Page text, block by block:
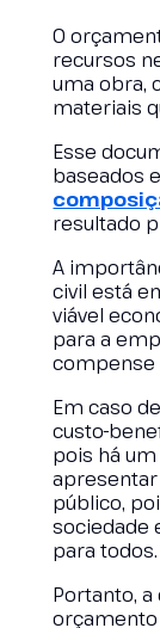
O
recursos
uma obra,
materiais
Esse
baseados
resultado
A
civil está
viável
para a
compense
Em caso de
custo-
pois há
público,
sociedade
para todos.
Portanto,
orçamento